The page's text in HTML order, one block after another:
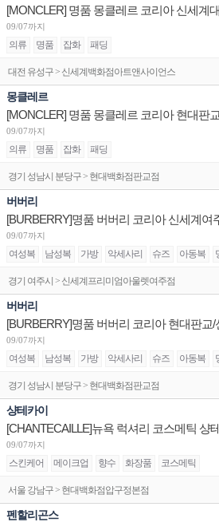
09/07까지
의류 명품 잡화 패딩
대전 유성구 > 신세계백화점아트앤사이언스
몽클레르
09/07까지
의류 명품 잡화 패딩
경기 성남시 분당구 > 현대백화점판교점
버버리
09/07까지
여성복 남성복 가방 악세사리 슈즈 아동복
경기 여주시 > 신세계프리미엄아울렛여주점
버버리
09/07까지
여성복 남성복 가방 악세사리 슈즈 아동복
경기 성남시 분당구 > 현대백화점판교점
샹테카이
09/07까지
스킨케어 메이크업 향수 화장품 코스메틱
서울 강남구 > 현대백화점압구정본점
펜할리곤스